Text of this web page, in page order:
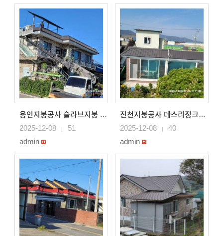
용인지붕공사 슬라브지붕 데스리시공 징크강판으로 시공
2025-12-08 |
51
admin
진천지붕공사 데스리징크시공 슬라브지붕데스리 칼라강판으로 식..
2025-12-08 |
40
admin